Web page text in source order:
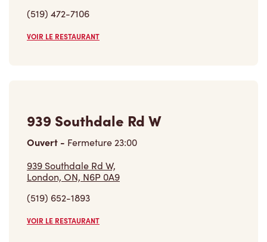
(519) 472-7106
VOIR LE RESTAURANT
939 Southdale Rd W
Ouvert - Fermeture23:00
939 Southdale Rd W,
London, ON, N6P 0A9
(519) 652-1893
VOIR LE RESTAURANT